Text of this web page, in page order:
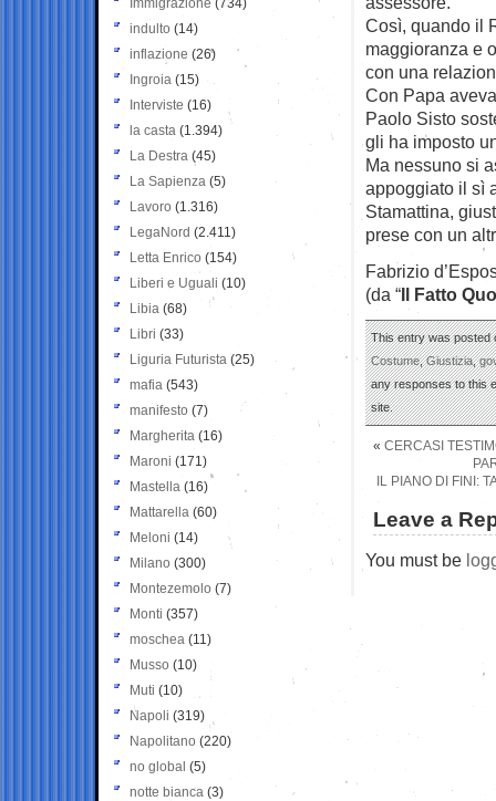
Così, quando il
maggioranza e
con una
Con Papa
Paolo Sisto
gli ha imposto
Ma nessuno si
appoggiato il sì
Stamattina,
prese con un
Fabrizio
(da “Il Fatto
This entry was posted
Costume,Giustizia,
any responses to this
site.
« CERCASI
IL PIANO DI FINI:
Leave a
You must be
Immigrazione (734)
indulto (14)
inflazione (26)
Ingroia (15)
Interviste (16)
la casta (1.394)
La Destra (45)
La Sapienza (5)
Lavoro (1.316)
LegaNord (2.411)
Letta Enrico (154)
Liberi e Uguali (10)
Libia (68)
Libri (33)
Liguria Futurista (25)
mafia (543)
manifesto (7)
Margherita (16)
Maroni (171)
Mastella (16)
Mattarella (60)
Meloni (14)
Milano (300)
Montezemolo (7)
Monti (357)
moschea (11)
Musso (10)
Muti (10)
Napoli (319)
Napolitano (220)
no global (5)
notte bianca (3)